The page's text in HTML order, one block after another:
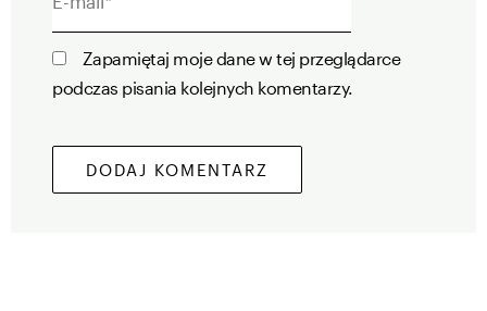
mail*
Zapamiętaj moje dane w tej przeglądarce
podczas pisania kolejnych komentarzy.